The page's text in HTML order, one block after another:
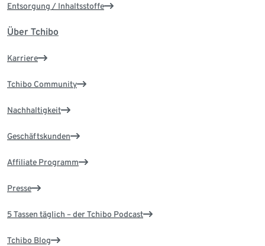
Entsorgung / Inhaltsstoffe
Über Tchibo
Karriere
Tchibo Community
Nachhaltigkeit
Geschäftskunden
Affiliate Programm
Presse
5 Tassen täglich – der Tchibo Podcast
Tchibo Blog